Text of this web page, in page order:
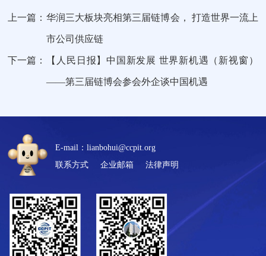
上一篇： 华润三大板块亮相第三届链博会， 打造世界一流上
市公司供应链
下一篇： 【人民日报】中国新发展 世界新机遇（新视窗）
——第三届链博会参会外企谈中国机遇
E-mail：lianbohui@ccpit.org
联系方式
企业邮箱 法律声明